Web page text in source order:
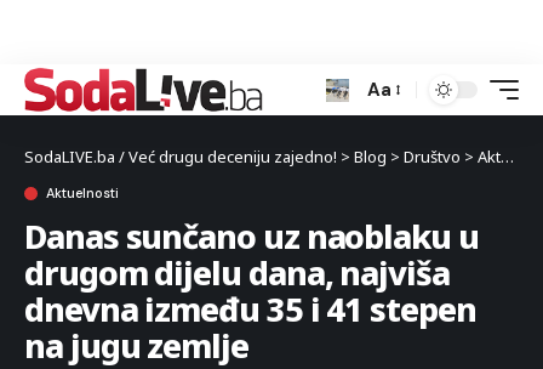
Aa
SodaLIVE.ba / Već drugu deceniju zajedno! > Blog > Društvo > Aktuelnosti
Aktuelnosti
Danas sunčano uz naoblaku u
drugom dijelu dana, najviša
dnevna između 35 i 41 stepen
na jugu zemlje